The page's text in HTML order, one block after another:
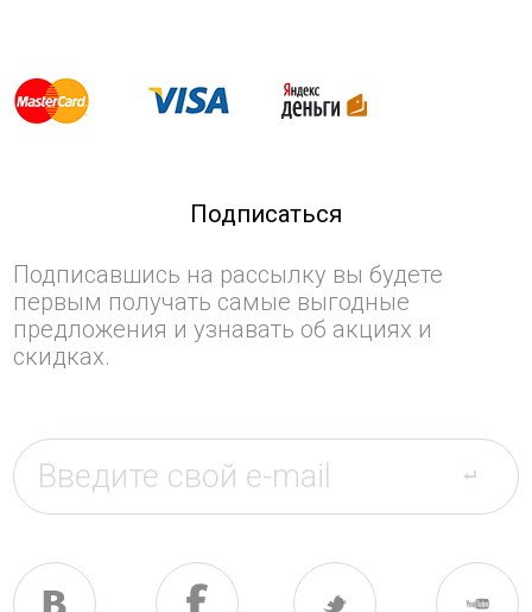
Подписаться
Подписавшись на рассылку вы будете
первым получать самые выгодные
предложения и узнавать об акциях и
скидках.